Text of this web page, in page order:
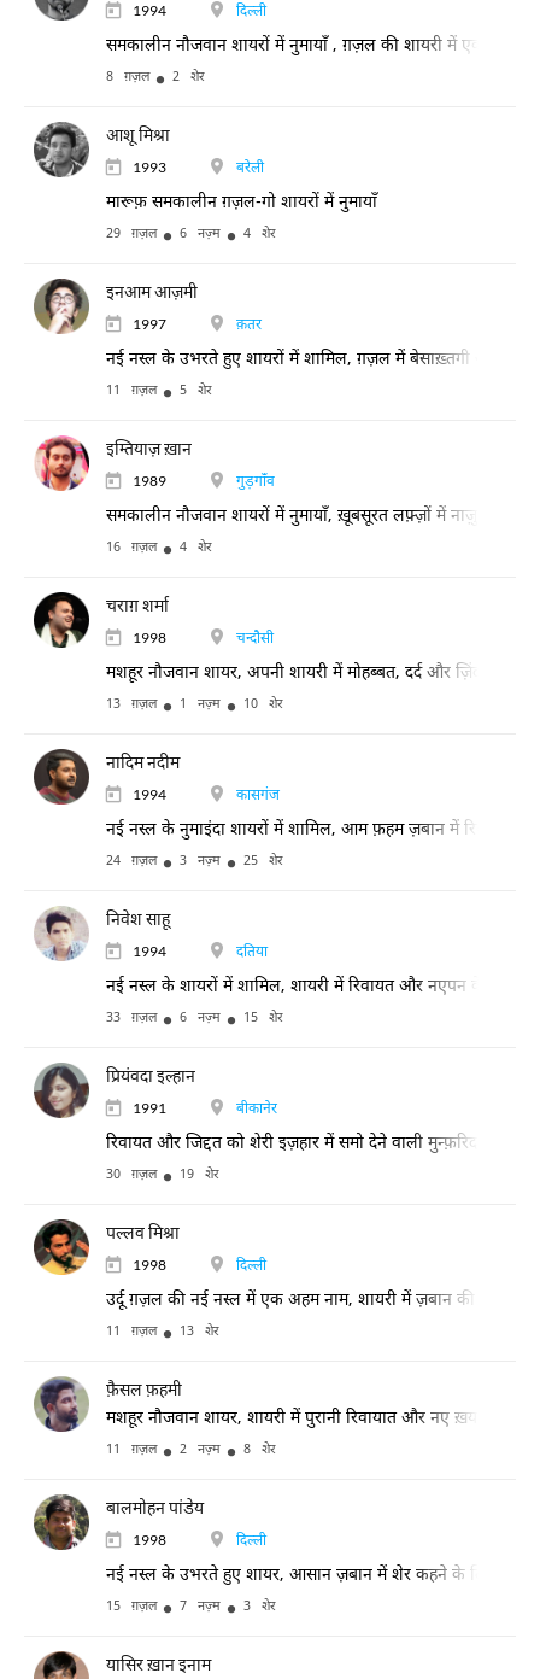
1994 दिल्ली
समकालीन नौजवान शायरों में नुमायाँ , ग़ज़ल की शायरी में एक
8 ग़ज़ल 2 शेर
आशू मिश्रा
1993 बरेली
मारूफ़ समकालीन ग़ज़ल-गो शायरों में नुमायाँ
29 ग़ज़ल 6 नज़्म 4 शेर
इनआम आज़मी
1997 क़तर
नई नस्ल के उभरते हुए शायरों में शामिल, ग़ज़ल में बेसाख़्तगी और
11 ग़ज़ल 5 शेर
इम्तियाज़ ख़ान
1989 गुड़गाँव
समकालीन नौजवान शायरों में नुमायाँ, ख़ूबसूरत लफ़्ज़ों में नाज़ुक और
16 ग़ज़ल 4 शेर
चराग़ शर्मा
1998 चन्दौसी
मशहूर नौजवान शायर, अपनी शायरी में मोहब्बत, दर्द और ज़िंदगी,
13 ग़ज़ल 1 नज़्म 10 शेर
नादिम नदीम
1994 कासगंज
नई नस्ल के नुमाइंदा शायरों में शामिल, आम फ़हम ज़बान में रिवायती
24 ग़ज़ल 3 नज़्म 25 शेर
निवेश साहू
1994 दतिया
नई नस्ल के शायरों में शामिल, शायरी में रिवायत और नएपन के
33 ग़ज़ल 6 नज़्म 15 शेर
प्रियंवदा इल्हान
1991 बीकानेर
रिवायत और जिद्दत को शेरी इज़हार में समो देने वाली मुन्फ़रिद
30 ग़ज़ल 19 शेर
पल्लव मिश्रा
1998 दिल्ली
उर्दू ग़ज़ल की नई नस्ल में एक अहम नाम, शायरी में ज़बान की लताफ़त
11 ग़ज़ल 13 शेर
फ़ैसल फ़हमी
मशहूर नौजवान शायर, शायरी में पुरानी रिवायात और नए ख़यालात
11 ग़ज़ल 2 नज़्म 8 शेर
बालमोहन पांडेय
1998 दिल्ली
नई नस्ल के उभरते हुए शायर, आसान ज़बान में शेर कहने के लिए
15 ग़ज़ल 7 नज़्म 3 शेर
यासिर ख़ान इनाम